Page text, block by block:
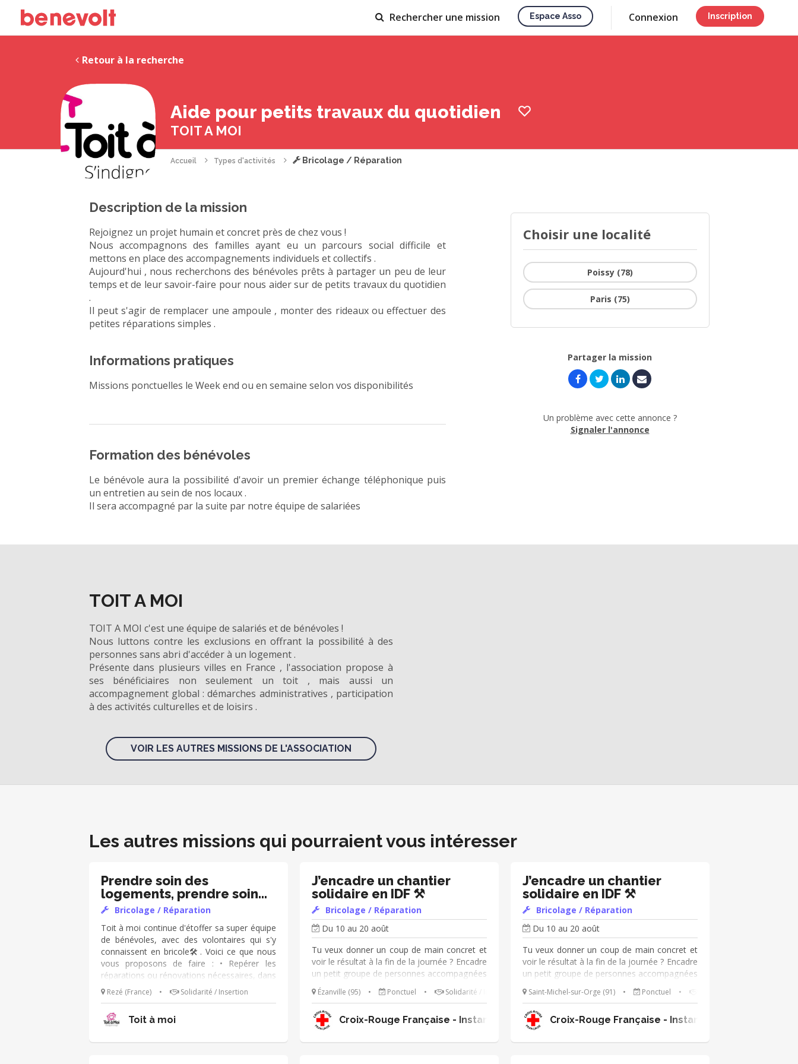
Rechercher une mission Espace Asso Connexion Inscription
Retour à la recherche
Aide pour petits travaux du quotidien
TOIT A MOI
Accueil Types d'activités Bricolage / Réparation
Description de la mission
Rejoignez un projet humain et concret près de chez vous !
Nous accompagnons des familles ayant eu un parcours social difficile et
mettons en place des accompagnements individuels et collectifs .
Aujourd'hui , nous recherchons des bénévoles prêts à partager un peu de leur
temps et de leur savoir-faire pour nous aider sur de petits travaux du quotidien
.
Il peut s'agir de remplacer une ampoule , monter des rideaux ou effectuer des
petites réparations simples .
Informations pratiques
Missions ponctuelles le Week end ou en semaine selon vos disponibilités
Formation des bénévoles
Le bénévole aura la possibilité d'avoir un premier échange téléphonique puis
un entretien au sein de nos locaux .
Il sera accompagné par la suite par notre équipe de salariées
Choisir une localité
Poissy (78)
Paris (75)
Partager la mission
Un problème avec cette annonce ?
Signaler l'annonce
TOIT A MOI
TOIT A MOI c'est une équipe de salariés et de bénévoles !
Nous luttons contre les exclusions en offrant la possibilité à des
personnes sans abri d'accéder à un logement .
Présente dans plusieurs villes en France , l'association propose à
ses bénéficiaires non seulement un toit , mais aussi un
accompagnement global : démarches administratives , participation
à des activités culturelles et de loisirs .
VOIR LES AUTRES MISSIONS DE L'ASSOCIATION
Les autres missions qui pourraient vous intéresser
Prendre soin des
logements, prendre soin
des gens
Bricolage / Réparation
Toit à moi continue d'étoffer sa super équipe
de bénévoles, avec des volontaires qui s'y
connaissent en bricole🛠️​. Voici ce que nous
vous proposons de faire : • Repérer les
réparations ou rénovations nécessaires, dans
les logements des personnes accompagnées
🤝​, • Réaliser les réparations les plus simples,
seul, avec d’autres bénévoles, ou avec les
personnes accompagnées, en fonction des
Rezé (France) • Solidarité / Insertion
Toit à moi
J’encadre un chantier
solidaire en IDF ⚒️
Bricolage / Réparation
Du 10 au 20 août
Tu veux donner un coup de main concret et
voir le résultat à la fin de la journée ? Encadre
un petit groupe de personnes accompagnées
par la Croix-Rouge française dans la
réalisation de petits travaux dans un espace
d'accueil en Île-de-France. Peinture, montage
de meubles, déco, personnalisation des
espaces, le temps d'une ou deux journées.
Un bon niveau en bricolage est recommandé,
Ézanville (95) • Ponctuel • Solidarité / Insertion
Croix-Rouge Française - Instances Nationales
J’encadre un chantier
solidaire en IDF ⚒️
Bricolage / Réparation
Du 10 au 20 août
Tu veux donner un coup de main concret et
voir le résultat à la fin de la journée ? Encadre
un petit groupe de personnes accompagnées
par la Croix-Rouge française dans la
réalisation de petits travaux dans un espace
d'accueil en Île-de-France. Peinture, montage
de meubles, déco, personnalisation des
espaces, le temps d'une ou deux journées.
Un bon niveau en bricolage est recommandé,
Saint-Michel-sur-Orge (91) • Ponctuel •
Croix-Rouge Française - Instances Nationales